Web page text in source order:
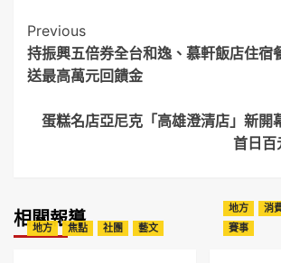
Post
Navigation
Previous
持振興五倍券全台和逸、慕軒飯店住宿
送最高萬元回饋金
蛋糕名店亞尼克「高雄澄清店」新開
首日百
相關報導
地方 焦點 社團 藝文
地方 消
賽事